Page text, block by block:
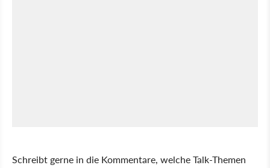
Schreibt gerne in die Kommentare, welche Talk-Themen